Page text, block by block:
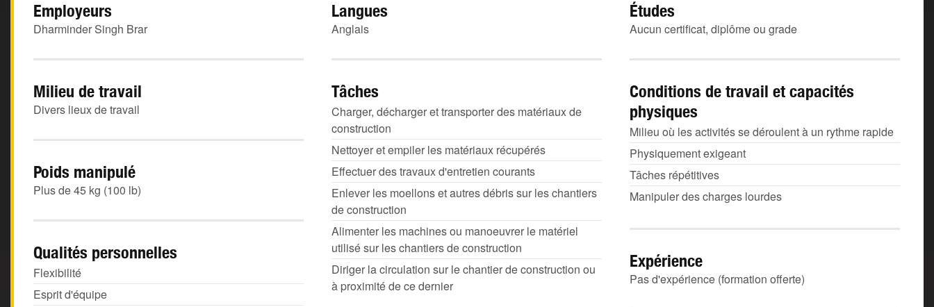
Employeurs
Dharminder Singh Brar
Langues
Anglais
Études
Aucun certificat, diplôme ou grade
Milieu de travail
Divers lieux de travail
Tâches
Charger, décharger et transporter des matériaux de
construction
Nettoyer et empiler les matériaux récupérés
Effectuer des travaux d'entretien courants
Enlever les moellons et autres débris sur les chantiers
de construction
Alimenter les machines ou manoeuvrer le matériel
utilisé sur les chantiers de construction
Diriger la circulation sur le chantier de construction ou
à proximité de ce dernier
Conditions de travail et capacités
physiques
Milieu où les activités se déroulent à un rythme rapide
Physiquement exigeant
Tâches répétitives
Manipuler des charges lourdes
Poids manipulé
Plus de 45 kg (100 lb)
Qualités personnelles
Flexibilité
Esprit d'équipe
Expérience
Pas d'expérience (formation offerte)